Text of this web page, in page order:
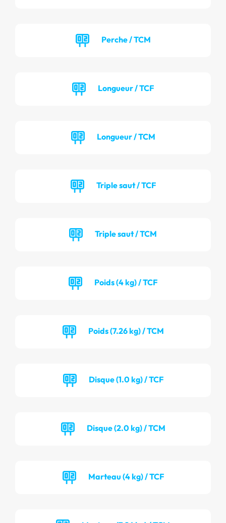
Perche / TCM
Longueur / TCF
Longueur / TCM
Triple saut / TCF
Triple saut / TCM
Poids (4 kg) / TCF
Poids (7.26 kg) / TCM
Disque (1.0 kg) / TCF
Disque (2.0 kg) / TCM
Marteau (4 kg) / TCF